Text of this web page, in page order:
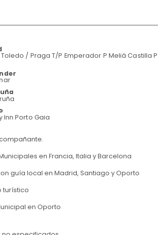
/ Praga T/P Emperador P Meliá Castilla P
Inn Porto Gaia
en Francia, Italia y Barcelona
guía local en Madrid, Santiago y Oporto
turístico
en Oporto